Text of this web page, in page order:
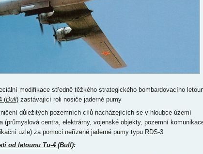
modifikace středně těžkého strategického bombardovacího
(Bull)zastávající roli nosiče jaderné pumy
důležitých pozemních cílů nacházejících se v hloubce území
(průmyslová centra, elektrárny, vojenské objekty, pozemní
uzle) za pomoci neřízené jaderné pumy typu RDS-3
od letounu Tu-4 (Bull):